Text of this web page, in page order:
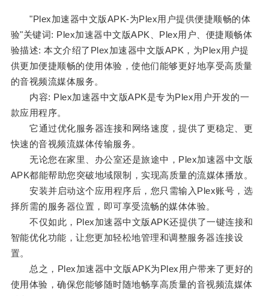
"Plex加速器中文版APK-为Plex用户提供便捷顺畅的体
验"关键词: Plex加速器中文版APK、Plex用户、便捷顺畅体
验描述: 本文介绍了Plex加速器中文版APK，为Plex用户提
供更加便捷顺畅的使用体验，使他们能够更好地享受高质量
的音视频流媒体服务。
内容: Plex加速器中文版APK是专为Plex用户开发的一
款应用程序。
它通过优化服务器连接和网络速度，提供了更稳定、更
快速的音视频流媒体传输服务。
无论您在家里、办公室还是旅途中，Plex加速器中文版
APK都能帮助您突破地域限制，实现高质量的流媒体播放。
安装并启动这个应用程序后，您只需输入Plex账号，选
择所需的服务器位置，即可享受流畅的媒体体验。
不仅如此，Plex加速器中文版APK还提供了一键连接和
智能优化功能，让您更加轻松地管理和调整服务器连接设
置。
总之，Plex加速器中文版APK为Plex用户带来了更好的
使用体验，确保您能够随时随地畅享高质量的音视频流媒体